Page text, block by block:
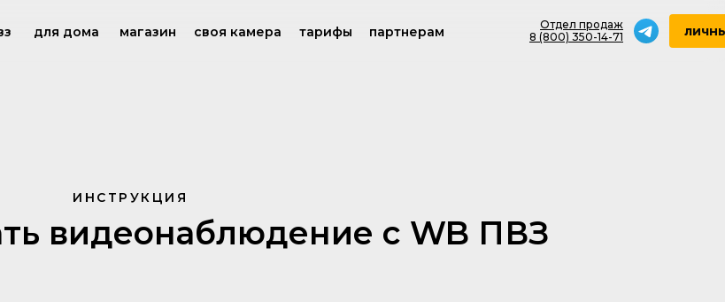
Отдел продаж
8 (800) 350-14-71
своя камера тарифы
магазин
для дома партнерам
ИНСТРУКЦИЯ
видеонаблюдение с WB ПВЗ